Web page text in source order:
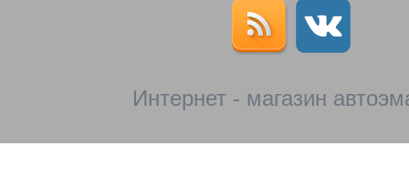
Интернет - магазин